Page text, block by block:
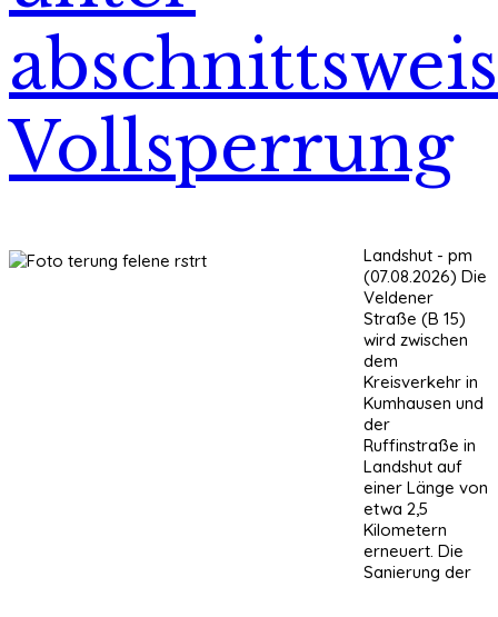
Vollsperrung
Landshut - pm
(07.08.2026) Die
Veldener
Straße (B 15)
wird zwischen
dem
Kreisverkehr in
Kumhausen und
der
Ruffinstraße in
Landshut auf
einer Länge von
etwa 2,5
Kilometern
erneuert. Die
Sanierung der